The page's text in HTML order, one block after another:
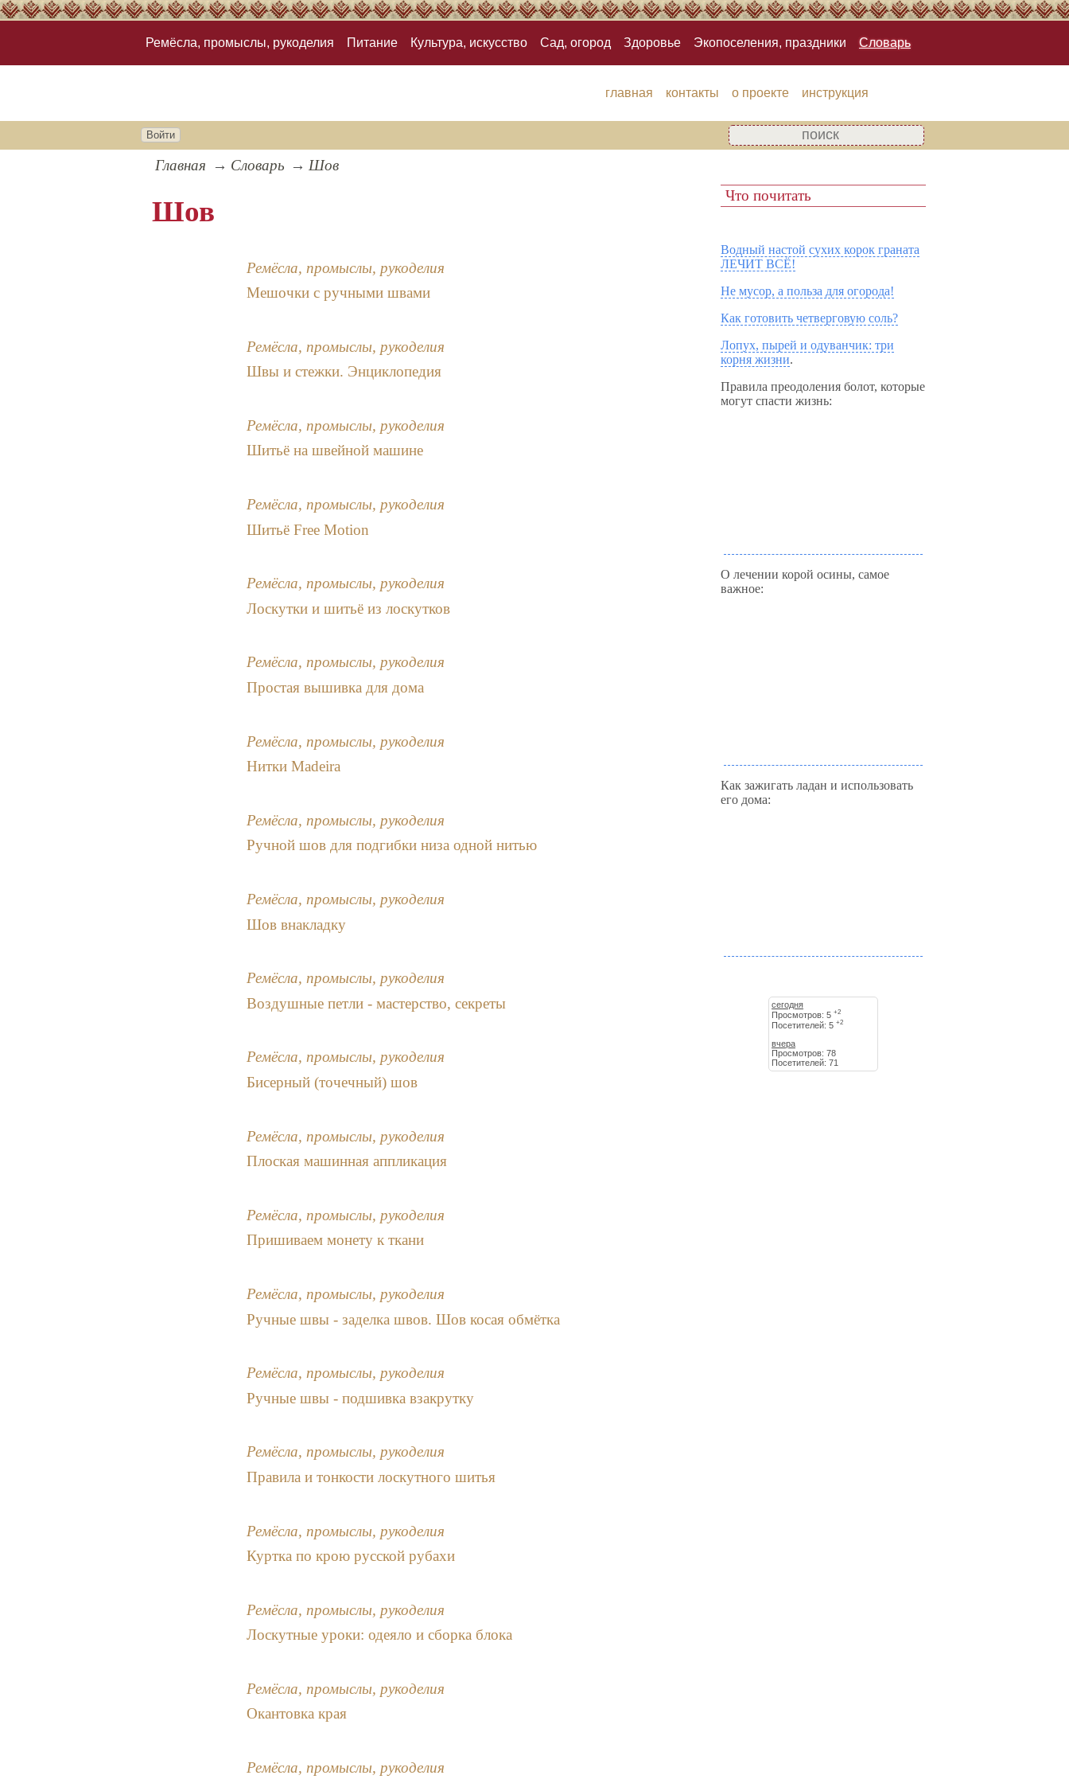
Ремёсла, промыслы, рукоделия Питание Культура, искусство Сад, огород Здоровье Экопоселения, праздники Словарь
главная контакты о проекте инструкция
Войти
Главная Словарь Шов
Шов
Ремёсла, промыслы, рукоделия
Мешочки с ручными швами
Ремёсла, промыслы, рукоделия
Швы и стежки. Энциклопедия
Ремёсла, промыслы, рукоделия
Шитьё на швейной машине
Ремёсла, промыслы, рукоделия
Шитьё Free Motion
Ремёсла, промыслы, рукоделия
Лоскутки и шитьё из лоскутков
Ремёсла, промыслы, рукоделия
Простая вышивка для дома
Ремёсла, промыслы, рукоделия
Нитки Madeira
Ремёсла, промыслы, рукоделия
Ручной шов для подгибки низа одной нитью
Ремёсла, промыслы, рукоделия
Шов внакладку
Ремёсла, промыслы, рукоделия
Воздушные петли - мастерство, секреты
Ремёсла, промыслы, рукоделия
Бисерный (точечный) шов
Ремёсла, промыслы, рукоделия
Плоская машинная аппликация
Ремёсла, промыслы, рукоделия
Пришиваем монету к ткани
Ремёсла, промыслы, рукоделия
Ручные швы - заделка швов. Шов косая обмётка
Ремёсла, промыслы, рукоделия
Ручные швы - подшивка взакрутку
Ремёсла, промыслы, рукоделия
Правила и тонкости лоскутного шитья
Ремёсла, промыслы, рукоделия
Куртка по крою русской рубахи
Ремёсла, промыслы, рукоделия
Лоскутные уроки: одеяло и сборка блока
Ремёсла, промыслы, рукоделия
Окантовка края
Ремёсла, промыслы, рукоделия
Что почитать
Водный настой сухих корок граната
ЛЕЧИТ ВСЁ!
Не мусор, а польза для огорода!
Как готовить четверговую соль?
Лопух, пырей и одуванчик: три
корня жизни.
Правила преодоления болот, которые
могут спасти жизнь:
О лечении корой осины, самое
важное:
Как зажигать ладан и использовать
его дома:
сегодня
Просмотров: 5+2
Посетителей: 5+2
вчера
Просмотров: 78
Посетителей: 71